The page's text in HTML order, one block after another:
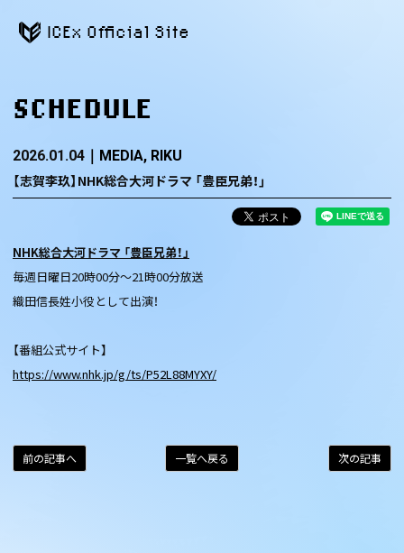
ICEx Official Site
SCHEDULE
2026.01.04 MEDIA RIKU
【志賀李玖】NHK総合大河ドラマ 「豊臣兄弟！」
NHK総合大河ドラマ 「豊臣兄弟！」
毎週日曜日20時00分～21時00分放送
織田信長姓小役として出演！
【番組公式サイト】
https://www.nhk.jp/g/ts/P52L88MYXY/
次の記事
一覧へ戻る
前の記事へ